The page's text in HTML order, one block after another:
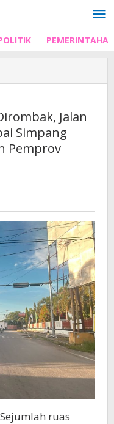
Jalan
Simpang
Pemprov
ruas